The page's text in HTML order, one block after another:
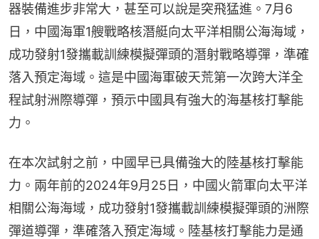
器裝備進步非常大，甚至可以說是突飛猛進。7月6
日，中國海軍1艘戰略核潛艇向太平洋相關公海海域，
成功發射1發攜載訓練模擬彈頭的潛射戰略導彈，準確
落入預定海域。這是中國海軍破天荒第一次跨大洋全
程試射洲際導彈，預示中國具有強大的海基核打擊能
力。
在本次試射之前，中國早已具備強大的陸基核打擊能
力。兩年前的2024年9月25日，中國火箭軍向太平洋
相關公海海域，成功發射1發攜載訓練模擬彈頭的洲際
彈道導彈，準確落入預定海域。陸基核打擊能力是通